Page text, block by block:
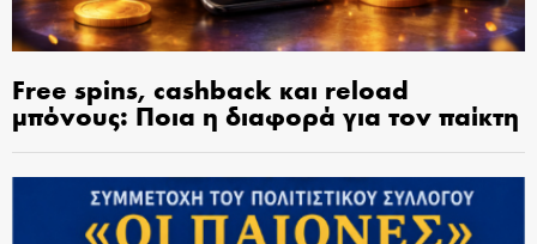
Free spins, cashback και reload
μπόνους: Ποια η διαφορά για τον παίκτη